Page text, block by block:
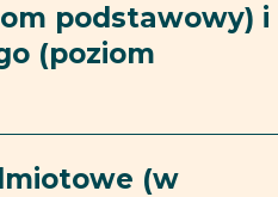
podstawowy) i
(poziom
(w